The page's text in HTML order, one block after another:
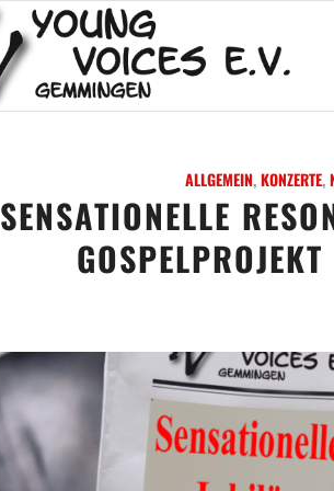
ALLGEMEIN,KONZERTE,
SENSATIONELLE